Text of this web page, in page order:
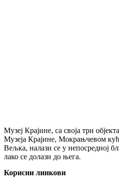
Музеј Крајине, са своја три
Музеја Крајине, Мокрањчевом
Вељка, налази се у непосредној
лако се долази до њега.
Корисни линкови